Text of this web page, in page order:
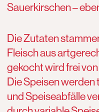
Sauerkirschen –
Die Zutaten
Fleisch aus
gekocht wird frei
Die Speisen
und Speiseabfälle